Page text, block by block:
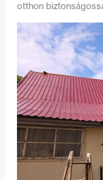
otthon